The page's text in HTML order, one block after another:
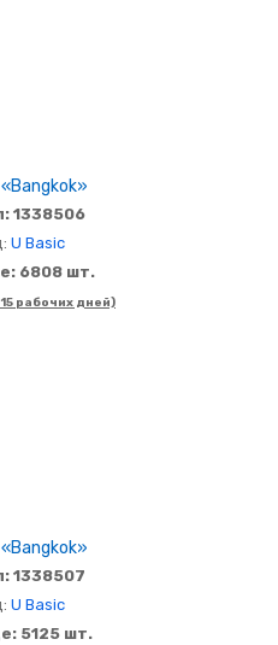
1338506
U Basic
6808 шт.
рабочих дней)
1338507
U Basic
5125 шт.